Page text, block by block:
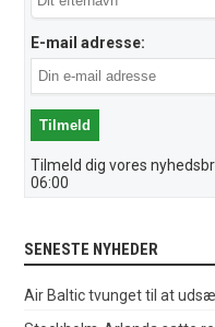
E-mail adresse:
Tilmeld dig vores
06:00
SENESTE NYHEDER
Air Baltic tvunget til at